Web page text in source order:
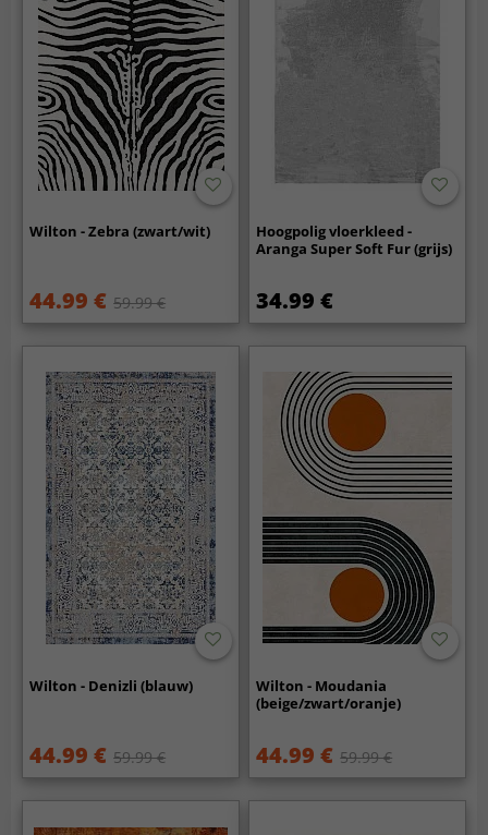
Wilton - Zebra (zwart/wit)
44.99 € 59.99 €
Hoogpolig vloerkleed -
Aranga Super Soft Fur (grijs)
34.99 €
Wilton - Denizli (blauw)
44.99 € 59.99 €
Wilton - Moudania
(beige/zwart/oranje)
44.99 € 59.99 €